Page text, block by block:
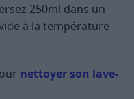
250ml dans un
à la température
nettoyer son lave-